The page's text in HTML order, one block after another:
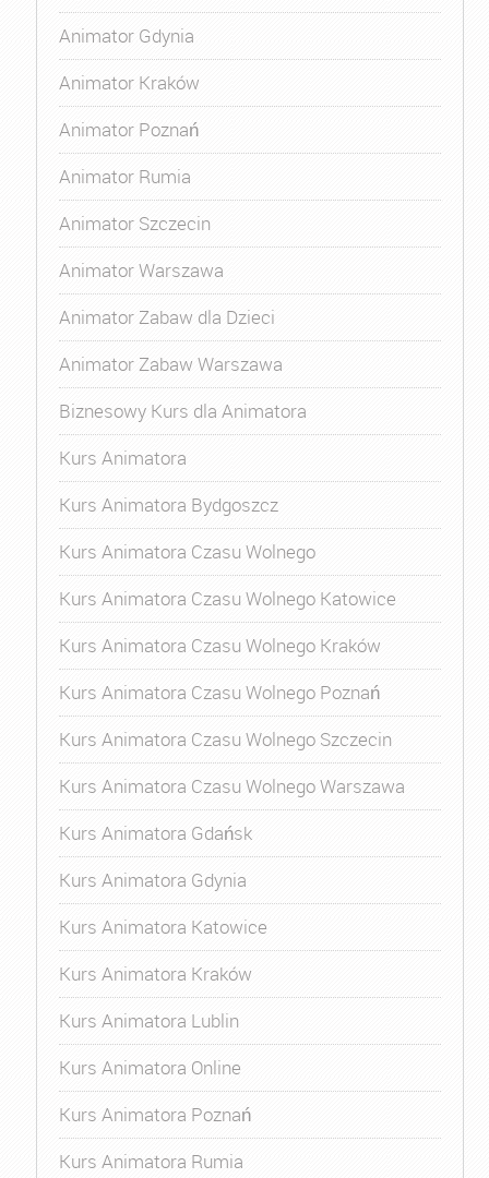
Animator Gdynia
Animator Kraków
Animator Poznań
Animator Rumia
Animator Szczecin
Animator Warszawa
Animator Zabaw dla Dzieci
Animator Zabaw Warszawa
Biznesowy Kurs dla Animatora
Kurs Animatora
Kurs Animatora Bydgoszcz
Kurs Animatora Czasu Wolnego
Kurs Animatora Czasu Wolnego Katowice
Kurs Animatora Czasu Wolnego Kraków
Kurs Animatora Czasu Wolnego Poznań
Kurs Animatora Czasu Wolnego Szczecin
Kurs Animatora Czasu Wolnego Warszawa
Kurs Animatora Gdańsk
Kurs Animatora Gdynia
Kurs Animatora Katowice
Kurs Animatora Kraków
Kurs Animatora Lublin
Kurs Animatora Online
Kurs Animatora Poznań
Kurs Animatora Rumia